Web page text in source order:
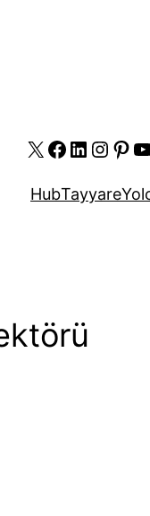
X Facebook
HubTayyare